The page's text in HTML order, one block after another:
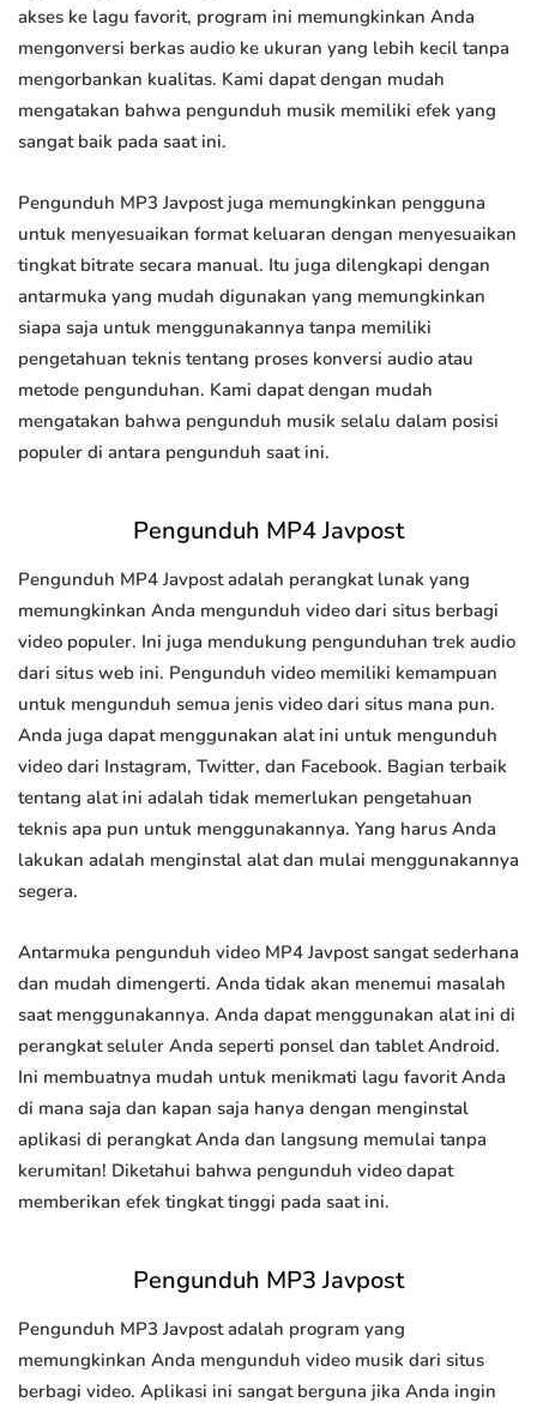
akses ke lagu favorit, program ini memungkinkan Anda
mengonversi berkas audio ke ukuran yang lebih kecil tanpa
mengorbankan kualitas. Kami dapat dengan mudah
mengatakan bahwa pengunduh musik memiliki efek yang
sangat baik pada saat ini.
Pengunduh MP3 Javpost juga memungkinkan pengguna
untuk menyesuaikan format keluaran dengan menyesuaikan
tingkat bitrate secara manual. Itu juga dilengkapi dengan
antarmuka yang mudah digunakan yang memungkinkan
siapa saja untuk menggunakannya tanpa memiliki
pengetahuan teknis tentang proses konversi audio atau
metode pengunduhan. Kami dapat dengan mudah
mengatakan bahwa pengunduh musik selalu dalam posisi
populer di antara pengunduh saat ini.
Pengunduh MP4 Javpost
Pengunduh MP4 Javpost adalah perangkat lunak yang
memungkinkan Anda mengunduh video dari situs berbagi
video populer. Ini juga mendukung pengunduhan trek audio
dari situs web ini. Pengunduh video memiliki kemampuan
untuk mengunduh semua jenis video dari situs mana pun.
Anda juga dapat menggunakan alat ini untuk mengunduh
video dari Instagram, Twitter, dan Facebook. Bagian terbaik
tentang alat ini adalah tidak memerlukan pengetahuan
teknis apa pun untuk menggunakannya. Yang harus Anda
lakukan adalah menginstal alat dan mulai menggunakannya
segera.
Antarmuka pengunduh video MP4 Javpost sangat sederhana
dan mudah dimengerti. Anda tidak akan menemui masalah
saat menggunakannya. Anda dapat menggunakan alat ini di
perangkat seluler Anda seperti ponsel dan tablet Android.
Ini membuatnya mudah untuk menikmati lagu favorit Anda
di mana saja dan kapan saja hanya dengan menginstal
aplikasi di perangkat Anda dan langsung memulai tanpa
kerumitan! Diketahui bahwa pengunduh video dapat
memberikan efek tingkat tinggi pada saat ini.
Pengunduh MP3 Javpost
Pengunduh MP3 Javpost adalah program yang
memungkinkan Anda mengunduh video musik dari situs
berbagi video. Aplikasi ini sangat berguna jika Anda ingin